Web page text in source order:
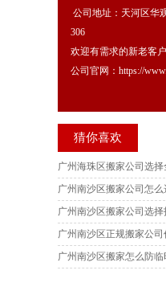
公司地址：天河区华
306
欢迎有需求的新老客
公司官网：https://
猜你喜欢